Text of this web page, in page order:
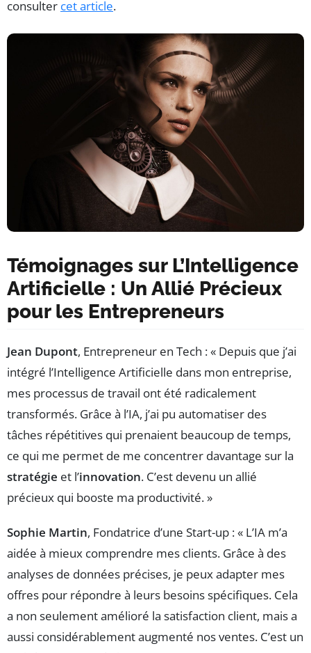
consulter cet article.
Témoignages sur L’Intelligence
Artificielle : Un Allié Précieux
pour les Entrepreneurs
Jean Dupont, Entrepreneur en Tech : « Depuis que j’ai
intégré l’Intelligence Artificielle dans mon entreprise,
mes processus de travail ont été radicalement
transformés. Grâce à l’IA, j’ai pu automatiser des
tâches répétitives qui prenaient beaucoup de temps,
ce qui me permet de me concentrer davantage sur la
stratégie et l’innovation. C’est devenu un allié
précieux qui booste ma productivité. »
Sophie Martin, Fondatrice d’une Start-up : « L’IA m’a
aidée à mieux comprendre mes clients. Grâce à des
analyses de données précises, je peux adapter mes
offres pour répondre à leurs besoins spécifiques. Cela
a non seulement amélioré la satisfaction client, mais a
aussi considérablement augmenté nos ventes. C’est un